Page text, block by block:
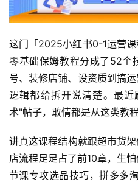
这门「2025小红书0-1运营课
零基础保姆教程分成了52个
号、装修店铺、设资质到搞
逻辑都给拆开说清楚。最
术"帖子，敢情都是从这类教
讲真这课程结构就跟超市货
店流程足足占了前10章，生
节课专攻选品技巧，拼多多